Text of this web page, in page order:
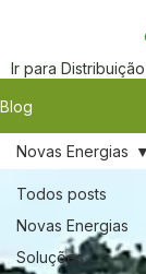
Ir para Distribuição
Blog
Todos posts
Novas Energias
Soluções
Novas Energias